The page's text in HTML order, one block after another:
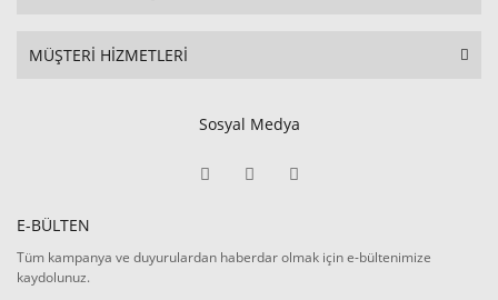
MÜŞTERİ HİZMETLERİ
Sosyal Medya
E-BÜLTEN
Tüm kampanya ve duyurulardan haberdar olmak için e-bültenimize
kaydolunuz.